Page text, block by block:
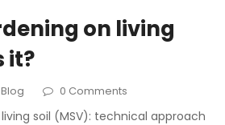
on living
it?
Blog 0 Comments
soil (MSV): technical approach